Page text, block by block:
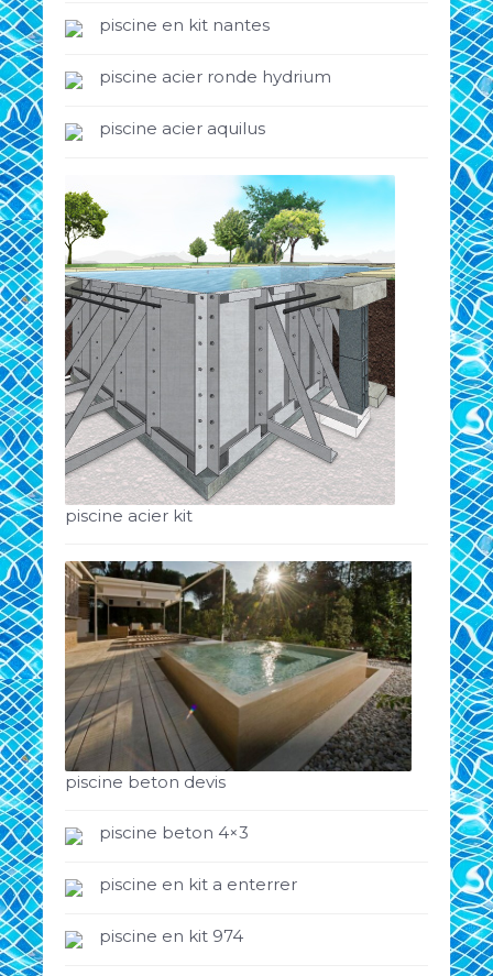
piscine en kit nantes
piscine acier ronde hydrium
piscine acier aquilus
piscine acier kit
piscine beton devis
piscine beton 4×3
piscine en kit a enterrer
piscine en kit 974